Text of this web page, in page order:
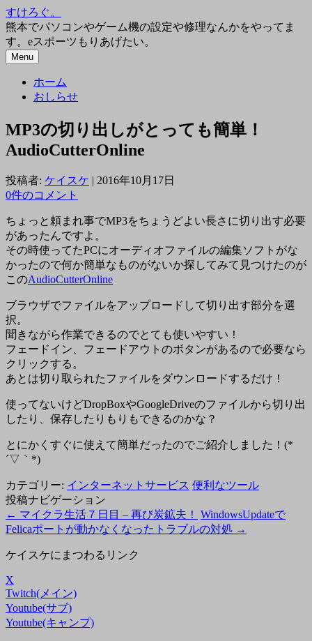
コ
ン
テ
ン
ッ
プ
すけろぐ。
熊本でパソコンやゲーム機の設定や修理なんかをやってま
す。eスポーツもりあげたい。
Menu
ホーム
おしらせ
MP3の切り出しがとっても簡単！
AudioCutterOnline
投稿者: ケイスケ | 2016年10月17日
0件のコメント
ちょっと頼まれ事でMP3をちょうどよい長さに切り出す必要
があったんですよ。
その時使ってたPCにオーディオファイルの編集ソフトがな
かったので何か簡単なものがないか探してみて見つけたのが
このAudioCutterOnline
ブラウザでファイルをアップロードして切り出す部分を選
択。
聞きながら作業できるのでとても使いやすい！
フェードイン、フェードアウトのボタンがあるので必要なら
クリックする。
あとは切り取られたファイルをダウンロードするだけ！
使ってないけどDropBoxやGoogleDriveのファイルから切り出
したり、保存したりもりもできるのかな？
とにかくすぐに使えて簡単だったのでご紹介しました！(*
´▽｀*)
カテゴリー: インターネットサービス 便利なツール
投稿ナビゲーション
← マイクラ生活７日目 – 再び炭鉱夫！
WindowsUpdateで
Felicaポートが動かなくなったトラブルの対処 →
ケイスケにまつわるリンク
X
Twitch(メイン)
Youtube(サブ)
Youtube(キャンプ)